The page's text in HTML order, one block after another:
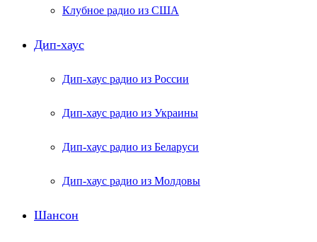
Клубное радио из США
Дип-хаус
Дип-хаус радио из России
Дип-хаус радио из Украины
Дип-хаус радио из Беларуси
Дип-хаус радио из Молдовы
Шансон